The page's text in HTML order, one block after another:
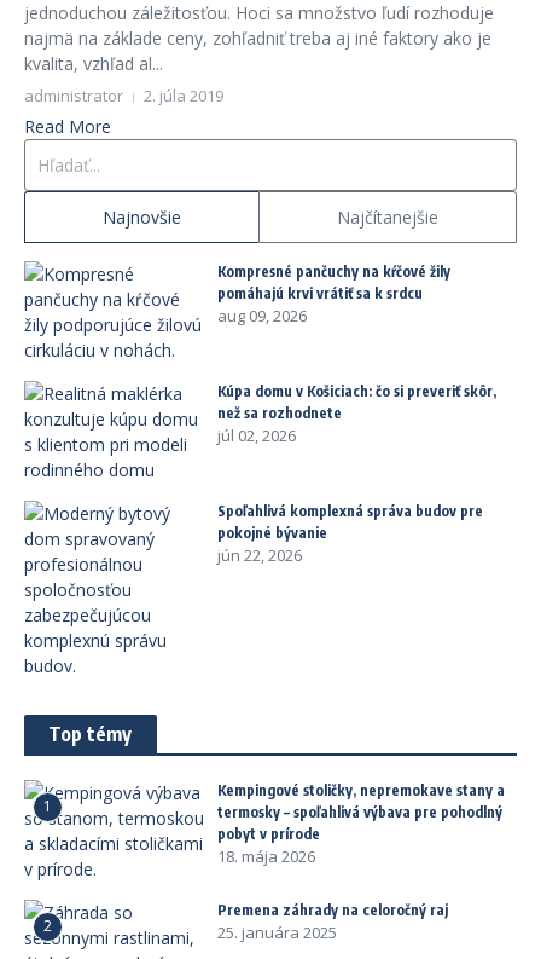
jednoduchou záležitosťou. Hoci sa množstvo ľudí rozhoduje
najmä na základe ceny, zohľadniť treba aj iné faktory ako je
kvalita, vzhľad al...
administrator 2. júla 2019
Read More
Najnovšie Najčítanejšie
Kompresné pančuchy na kŕčové žily
pomáhajú krvi vrátiť sa k srdcu
aug 09, 2026
Kúpa domu v Košiciach: čo si preveriť skôr,
než sa rozhodnete
júl 02, 2026
Spoľahlivá komplexná správa budov pre
pokojné bývanie
jún 22, 2026
Top témy
1
Kempingové stoličky, nepremokave stany a
termosky – spoľahlivá výbava pre pohodlný
pobyt v prírode
18. mája 2026
2
Premena záhrady na celoročný raj
25. januára 2025